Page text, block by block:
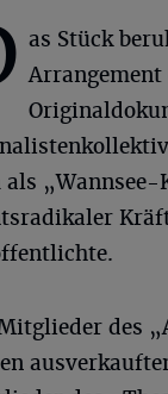
as Stück
Arrangement
als „Wannsee-
des